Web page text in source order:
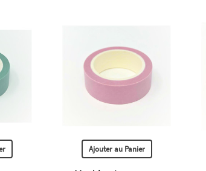
Ajouter au Panier